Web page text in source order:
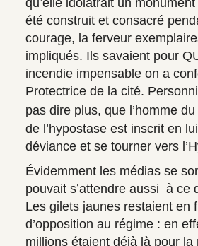
qu’elle idolâtrait un
été construit et consacré
courage, la ferveur
impliqués. Ils savaient pour
incendie impensable on a
Protectrice de la cité.
pas dire plus, que l’homme du
de l’hypostase est inscrit en
déviance et se tourner vers
Évidemment les médias se
pouvait s’attendre aussi à ce
Les gilets jaunes restaient en
d’opposition au régime : en
millions étaient déjà là pour